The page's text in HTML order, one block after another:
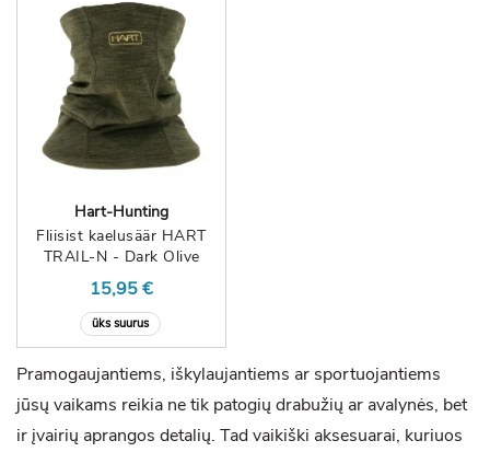
Hart-Hunting
Fliisist kaelusäär HART
TRAIL-N - Dark Olive
15,95 €
üks suurus
Pramogaujantiems, iškylaujantiems ar sportuojantiems
jūsų vaikams reikia ne tik patogių drabužių ar avalynės, bet
ir įvairių aprangos detalių. Tad vaikiški aksesuarai, kuriuos